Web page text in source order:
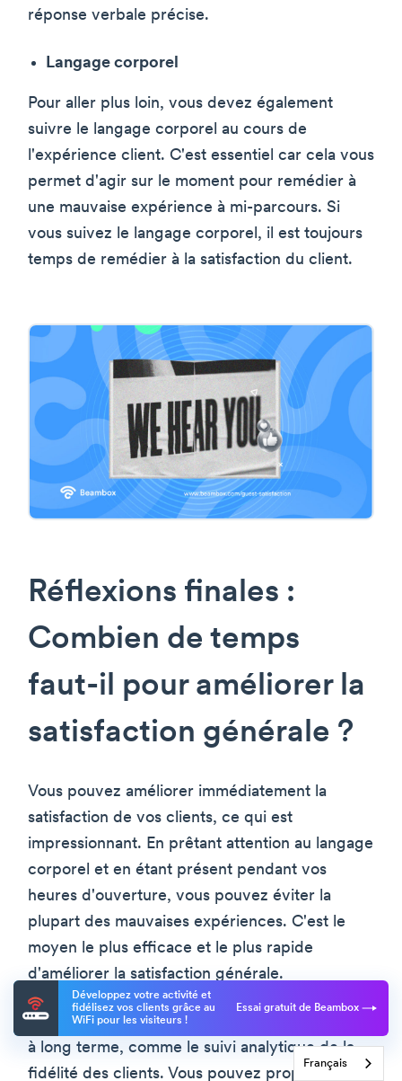
réponse verbale précise.
Langage corporel
Pour aller plus loin, vous devez également
suivre le langage corporel au cours de
l'expérience client. C'est essentiel car cela vous
permet d'agir sur le moment pour remédier à
une mauvaise expérience à mi-parcours. Si
vous suivez le langage corporel, il est toujours
temps de remédier à la satisfaction du client.
Réflexions finales :
Combien de temps
faut-il pour améliorer la
satisfaction générale ?
Vous pouvez améliorer immédiatement la
satisfaction de vos clients, ce qui est
impressionnant. En prêtant attention au langage
corporel et en étant présent pendant vos
heures d'ouverture, vous pouvez éviter la
plupart des mauvaises expériences. C'est le
moyen le plus efficace et le plus rapide
d'améliorer la satisfaction générale.
Bien entendu, vous aurez besoin de stratégies
à long terme, comme le suivi analytique de la
fidélité des clients. Vous pouvez proposer des
Développez votre activité et
fidélisez vos clients grâce au
WiFi pour les visiteurs !
Essai gratuit de Beambox
Français